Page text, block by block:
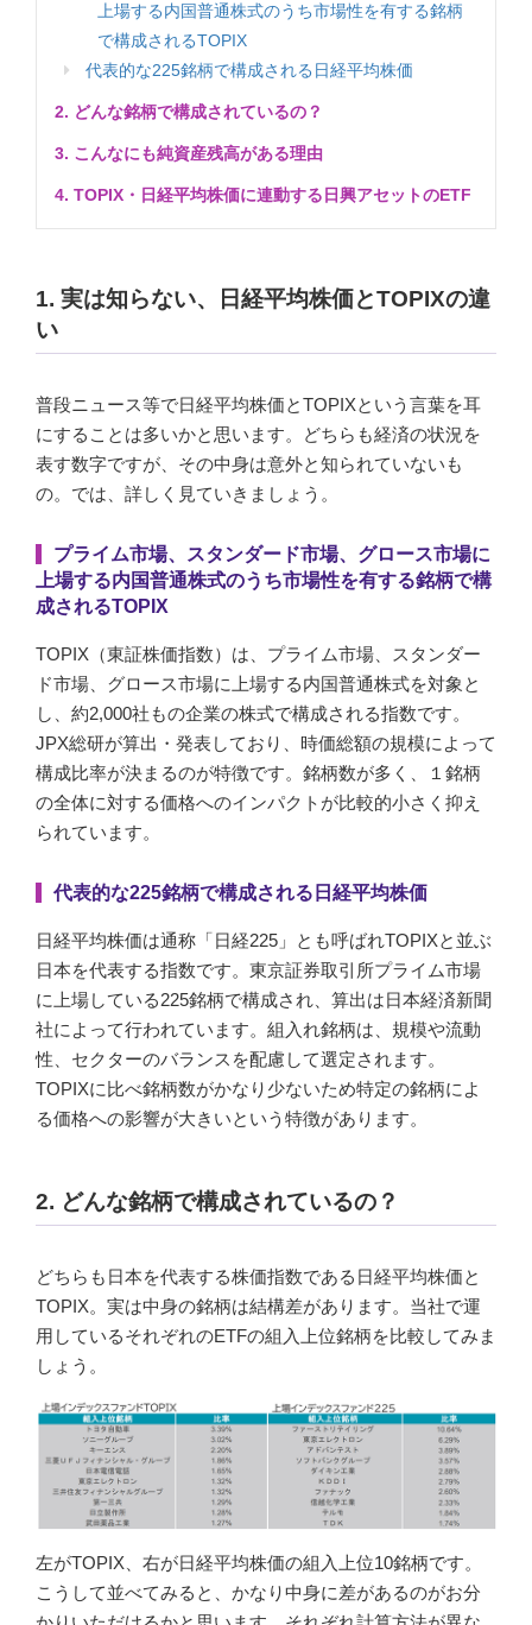
上場する内国普通株式のうち市場性を有する銘柄
で構成されるTOPIX
代表的な225銘柄で構成される日経平均株価
2. どんな銘柄で構成されているの？
3. こんなにも純資産残高がある理由
4. TOPIX・日経平均株価に連動する日興アセットのETF
1. 実は知らない、日経平均株価とTOPIXの違
い
普段ニュース等で日経平均株価とTOPIXという言葉を耳
にすることは多いかと思います。どちらも経済の状況を
表す数字ですが、その中身は意外と知られていないも
の。では、詳しく見ていきましょう。
プライム市場、スタンダード市場、グロース市場に
上場する内国普通株式のうち市場性を有する銘柄で構
成されるTOPIX
TOPIX（東証株価指数）は、プライム市場、スタンダー
ド市場、グロース市場に上場する内国普通株式を対象と
し、約2,000社もの企業の株式で構成される指数です。
JPX総研が算出・発表しており、時価総額の規模によって
構成比率が決まるのが特徴です。銘柄数が多く、１銘柄
の全体に対する価格へのインパクトが比較的小さく抑え
られています。
代表的な225銘柄で構成される日経平均株価
日経平均株価は通称「日経225」とも呼ばれTOPIXと並ぶ
日本を代表する指数です。東京証券取引所プライム市場
に上場している225銘柄で構成され、算出は日本経済新聞
社によって行われています。組入れ銘柄は、規模や流動
性、セクターのバランスを配慮して選定されます。
TOPIXに比べ銘柄数がかなり少ないため特定の銘柄によ
る価格への影響が大きいという特徴があります。
2. どんな銘柄で構成されているの？
どちらも日本を代表する株価指数である日経平均株価と
TOPIX。実は中身の銘柄は結構差があります。当社で運
用しているそれぞれのETFの組入上位銘柄を比較してみま
しょう。
左がTOPIX、右が日経平均株価の組入上位10銘柄です。
こうして並べてみると、かなり中身に差があるのがお分